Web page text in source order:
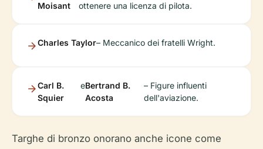
Moisant
ottenere una licenza di pilota.
Charles Taylor– Meccanico dei fratelli Wright.
Carl B.
Squier
eBertrand B.
Acosta
– Figure influenti
dell'aviazione.
Targhe di bronzo onorano anche icone come